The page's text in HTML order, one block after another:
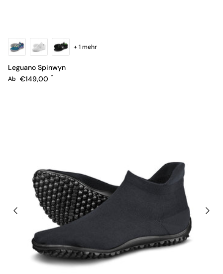
Leguano Spinwyn
Normaler Preis
Ab €149,00
+ 1 mehr